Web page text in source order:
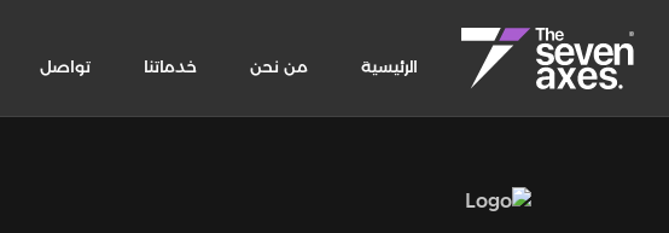
الرئيسية من نحن خدماتنا تواصل